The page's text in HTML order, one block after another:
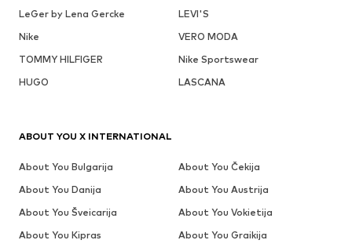
LeGer by Lena Gercke
LEVI'S
Nike
VERO MODA
TOMMY HILFIGER
Nike Sportswear
HUGO
LASCANA
ABOUT YOU X INTERNATIONAL
About You Bulgarija
About You Čekija
About You Danija
About You Austrija
About You Šveicarija
About You Vokietija
About You Kipras
About You Graikija